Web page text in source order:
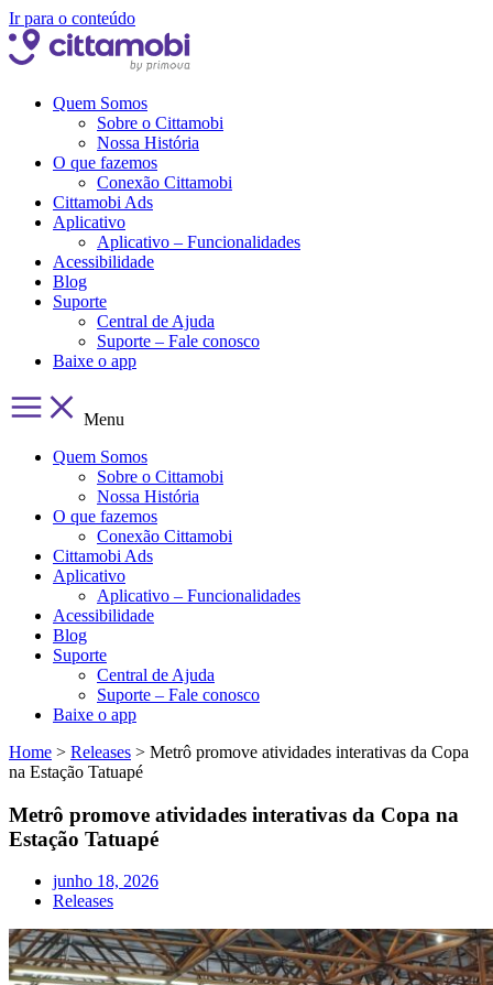
Ir para o conteúdo
Quem Somos
Sobre o Cittamobi
Nossa História
O que fazemos
Conexão Cittamobi
Cittamobi Ads
Aplicativo
Aplicativo – Funcionalidades
Acessibilidade
Blog
Suporte
Central de Ajuda
Suporte – Fale conosco
Baixe o app
Menu
Quem Somos
Sobre o Cittamobi
Nossa História
O que fazemos
Conexão Cittamobi
Cittamobi Ads
Aplicativo
Aplicativo – Funcionalidades
Acessibilidade
Blog
Suporte
Central de Ajuda
Suporte – Fale conosco
Baixe o app
Home > Releases > Metrô promove atividades interativas da Copa
na Estação Tatuapé
Metrô promove atividades interativas da Copa na
Estação Tatuapé
junho 18, 2026
Releases